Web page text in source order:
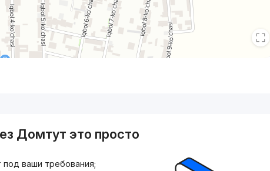
Домтут это просто
ваши требования;